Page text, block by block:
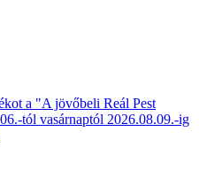
a "A jövőbeli Reál Pest
tól vasárnaptól 2026.08.09.-ig